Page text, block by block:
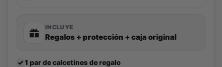
INCLUYE
Regalos + protección + caja original
✓1 par de calcetines de regalo